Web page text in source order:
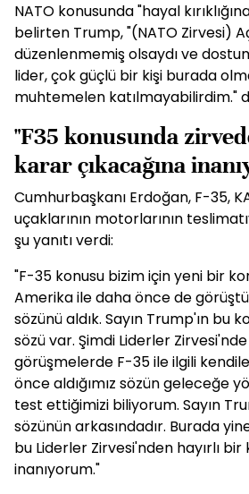
NATO konusunda "hayal
belirten Trump, "(NATO Zirvesi)
düzenlenmemiş olsaydı ve
lider, çok güçlü bir kişi burada
muhtemelen katılmayabilirdim."
"F35 konusunda
karar çıkacağına
Cumhurbaşkanı Erdoğan, F-35,
uçaklarının motorlarının
şu yanıtı verdi:
"F-35 konusu bizim için yeni bir
Amerika ile daha önce de
sözünü aldık. Sayın Trump'ın bu
sözü var. Şimdi Liderler
görüşmelerde F-35 ile ilgili
önce aldığımız sözün geleceğe
test ettiğimizi biliyorum. Sayın
sözünün arkasındadır. Burada
bu Liderler Zirvesi'nden hayırlı bir
inanıyorum."